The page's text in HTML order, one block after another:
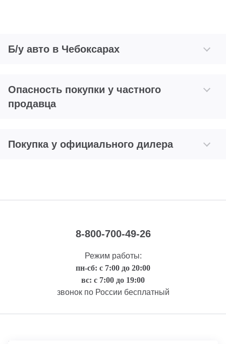
Б/у авто в Чебоксарах
Опасность покупки у частного
продавца
Покупка у официального дилера
8-800-700-49-26
Режим работы:
пн-сб: с 7:00 до 20:00
вс: с 7:00 до 19:00
звонок по России бесплатный